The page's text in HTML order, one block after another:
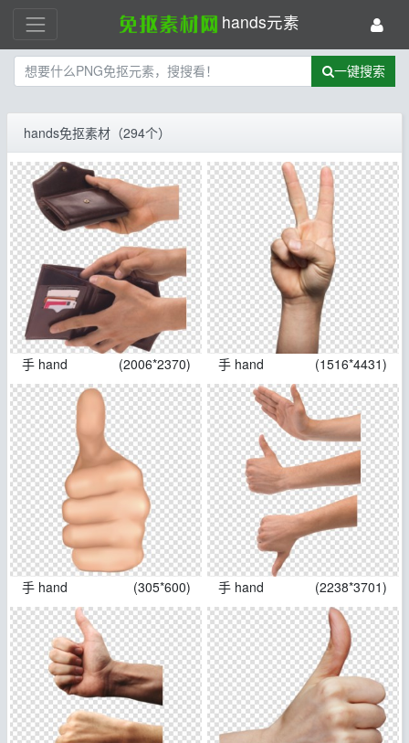
hands元素
一键搜索
hands免抠素材（294个）
手 hand (2006*2370) 手 hand (1516*4431)
手 hand (305*600) 手 hand (2238*3701)